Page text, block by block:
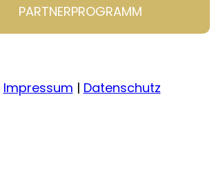
PARTNERPROGRAMM
Impressum | Datenschutz